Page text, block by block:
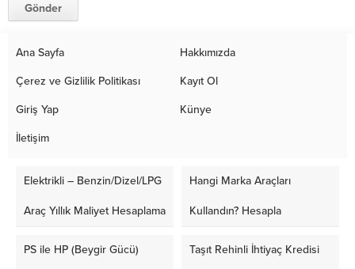
Ana Sayfa Hakkımızda
Çerez ve Gizlilik Politikası Kayıt Ol
Giriş Yap Künye
İletişim
Elektrikli – Benzin/Dizel/LPG
Araç Yıllık Maliyet Hesaplama
Hangi Marka Araçları
Kullandın? Hesapla
PS ile HP (Beygir Gücü) Taşıt Rehinli İhtiyaç Kredisi